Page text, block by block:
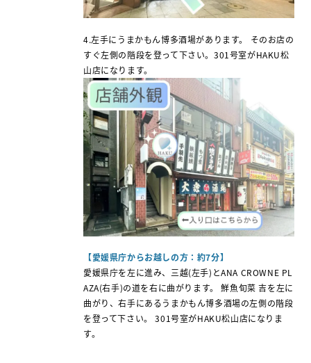
4.左手にうまかもん博多酒場があります。 そのお店の
すぐ左側の階段を登って下さい。301号室がHAKU松
山店になります。
【愛媛県庁からお越しの方：約7分】
愛媛県庁を左に進み、三越(左手)とANA CROWNE PL
AZA(右手)の道を右に曲がります。 鮮魚旬菜 吉を左に
曲がり、右手にあるうまかもん博多酒場の左側の階段
を登って下さい。 301号室がHAKU松山店になりま
す。